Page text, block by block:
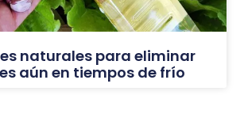
naturales para eliminar
aún en tiempos de frío